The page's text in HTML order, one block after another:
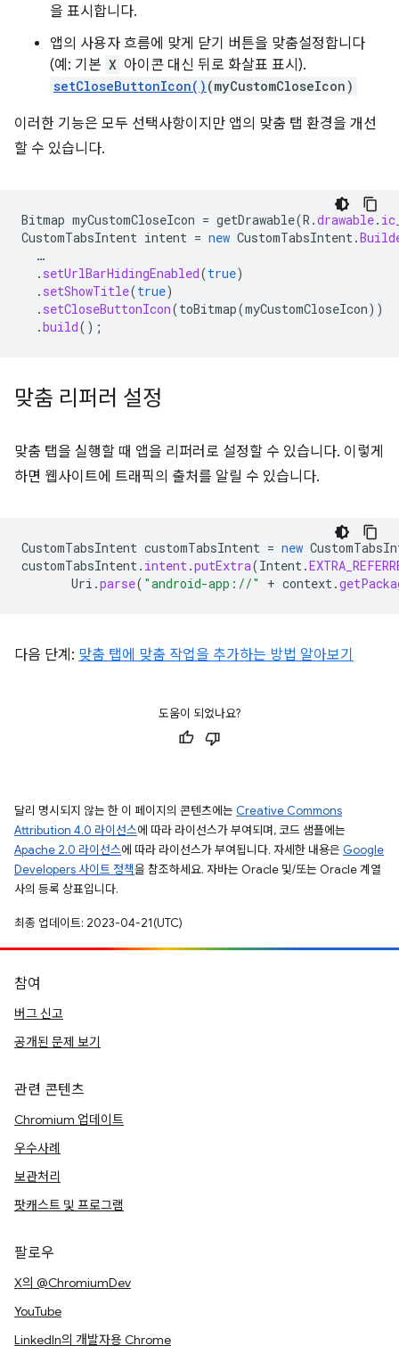
을 표시합니다.
앱의 사용자 흐름에 맞게 닫기 버튼을 맞춤설정합니다
(예: 기본 X 아이콘 대신 뒤로 화살표 표시).
setCloseButtonIcon() (myCustomCloseIcon)
이러한 기능은 모두 선택사항이지만 앱의 맞춤 탭 환경을 개선
할 수 있습니다.
Bitmap myCustomCloseIcon = getDrawable(R .drawable.
CustomTabsIntent intent = new CustomTabsIntent.
…
. setUrlBarHidingEnabled(true)
. setShowTitle(true)
. setCloseButtonIcon(toBitmap(myCustomCloseIcon))
.build();
맞춤 리퍼러 설정
맞춤 탭을 실행할 때 앱을 리퍼러로 설정할 수 있습니다. 이렇게
하면 웹사이트에 트래픽의 출처를 알릴 수 있습니다.
CustomTabsIntent customTabsIntent = new
customTabsIntent. intent.putExtra(Intent.
Uri .parse( "android-app://" + context.
다음 단계: 맞춤 탭에 맞춤 작업을 추가하는 방법 알아보기
도움이 되었나요?
달리 명시되지 않는 한 이 페이지의 콘텐츠에는 Creative Commons
Attribution 4.0 라이선스에 따라 라이선스가 부여되며, 코드 샘플에는
Apache 2.0 라이선스에 따라 라이선스가 부여됩니다. 자세한 내용은 Google
Developers 사이트 정책을 참조하세요. 자바는 Oracle 및/또는 Oracle 계열
사의 등록 상표입니다.
최종 업데이트: 2023-04-21(UTC)
참여
버그 신고
공개된 문제 보기
관련 콘텐츠
Chromium 업데이트
우수사례
보관처리
팟캐스트 및 프로그램
팔로우
X의 @ChromiumDev
YouTube
LinkedIn의 개발자용 Chrome